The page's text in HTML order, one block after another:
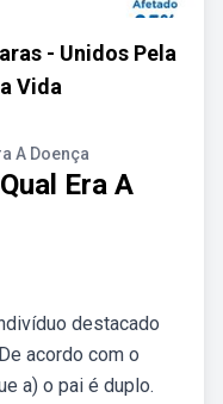
- Unidos Pela
Vida
A Doença
Era A
destacado
acordo com o
a) o pai é duplo.